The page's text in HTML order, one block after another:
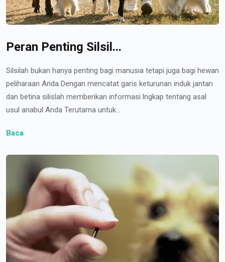
Peran Penting Silsil...
Silsilah bukan hanya penting bagi manusia tetapi juga bagi hewan
peliharaan Anda Dengan mencatat garis keturunan induk jantan
dan betina silislah memberikan informasi lngkap tentang asal
usul anabul Anda Terutama untuk...
Baca